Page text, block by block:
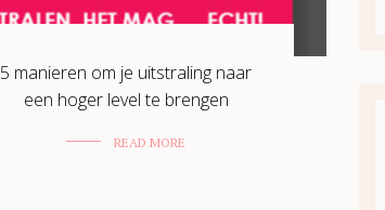
5 manieren om je uitstraling naar
een hoger level te brengen
READ MORE